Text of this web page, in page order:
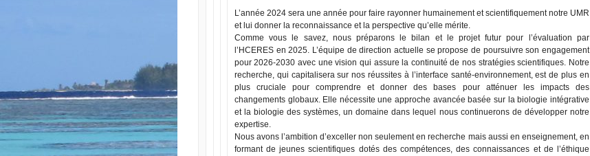
L’année 2024 sera une année pour faire rayonner humainement et scientifiquement notre UMR
et lui donner la reconnaissance et la perspective qu’elle mérite.
Comme vous le savez, nous préparons le bilan et le projet futur pour l’évaluation par
l’HCERES en 2025. L’équipe de direction actuelle se propose de poursuivre son engagement
pour 2026-2030 avec une vision qui assure la continuité de nos stratégies scientifiques. Notre
recherche, qui capitalisera sur nos réussites à l’interface santé-environnement, est de plus en
plus cruciale pour comprendre et donner des bases pour atténuer les impacts des
changements globaux. Elle nécessite une approche avancée basée sur la biologie intégrative
et la biologie des systèmes, un domaine dans lequel nous continuerons de développer notre
expertise.
Nous avons l’ambition d’exceller non seulement en recherche mais aussi en enseignement, en
formant de jeunes scientifiques dotés des compétences, des connaissances et de l’éthique